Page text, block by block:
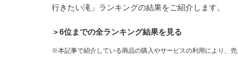
行きたい滝」ランキングの結果をご紹介します。
＞6位までの全ランキング結果を見る
※本記事で紹介している商品の購入やサービスの利用により、